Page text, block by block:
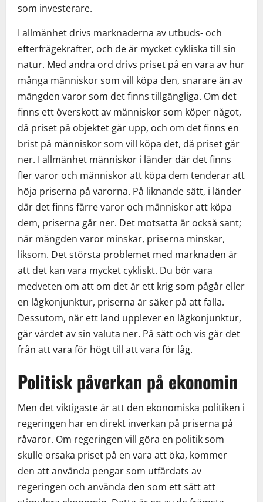
som investerare.
I allmänhet drivs marknaderna av utbuds- och
efterfrågekrafter, och de är mycket cykliska till sin
natur. Med andra ord drivs priset på en vara av hur
många människor som vill köpa den, snarare än av
mängden varor som det finns tillgängliga. Om det
finns ett överskott av människor som köper något,
då priset på objektet går upp, och om det finns en
brist på människor som vill köpa det, då priset går
ner. I allmänhet människor i länder där det finns
fler varor och människor att köpa dem tenderar att
höja priserna på varorna. På liknande sätt, i länder
där det finns färre varor och människor att köpa
dem, priserna går ner. Det motsatta är också sant;
när mängden varor minskar, priserna minskar,
liksom. Det största problemet med marknaden är
att det kan vara mycket cykliskt. Du bör vara
medveten om att om det är ett krig som pågår eller
en lågkonjunktur, priserna är säker på att falla.
Dessutom, när ett land upplever en lågkonjunktur,
går värdet av sin valuta ner. På sätt och vis går det
från att vara för högt till att vara för låg.
Politisk påverkan på ekonomin
Men det viktigaste är att den ekonomiska politiken i
regeringen har en direkt inverkan på priserna på
råvaror. Om regeringen vill göra en politik som
skulle orsaka priset på en vara att öka, kommer
den att använda pengar som utfärdats av
regeringen och använda den som ett sätt att